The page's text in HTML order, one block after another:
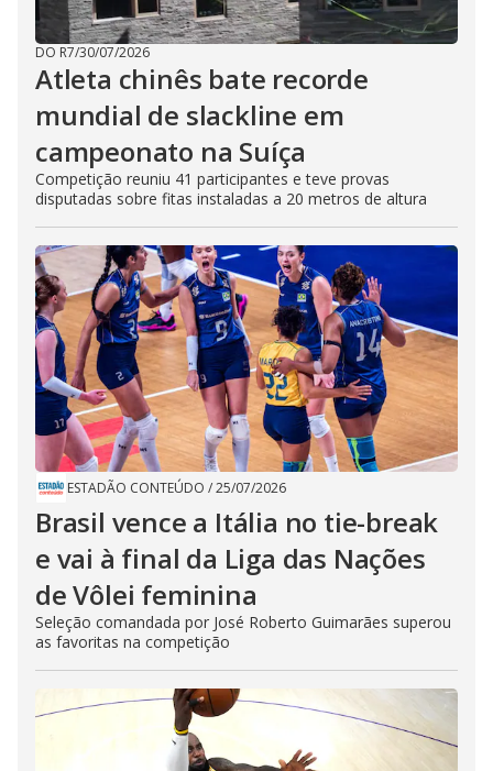
DO R7/30/07/2026
Atleta chinês bate recorde
mundial de slackline em
campeonato na Suíça
Competição reuniu 41 participantes e teve provas
disputadas sobre fitas instaladas a 20 metros de altura
ESTADÃO CONTEÚDO /25/07/2026
Brasil vence a Itália no tie-break
e vai à final da Liga das Nações
de Vôlei feminina
Seleção comandada por José Roberto Guimarães superou
as favoritas na competição